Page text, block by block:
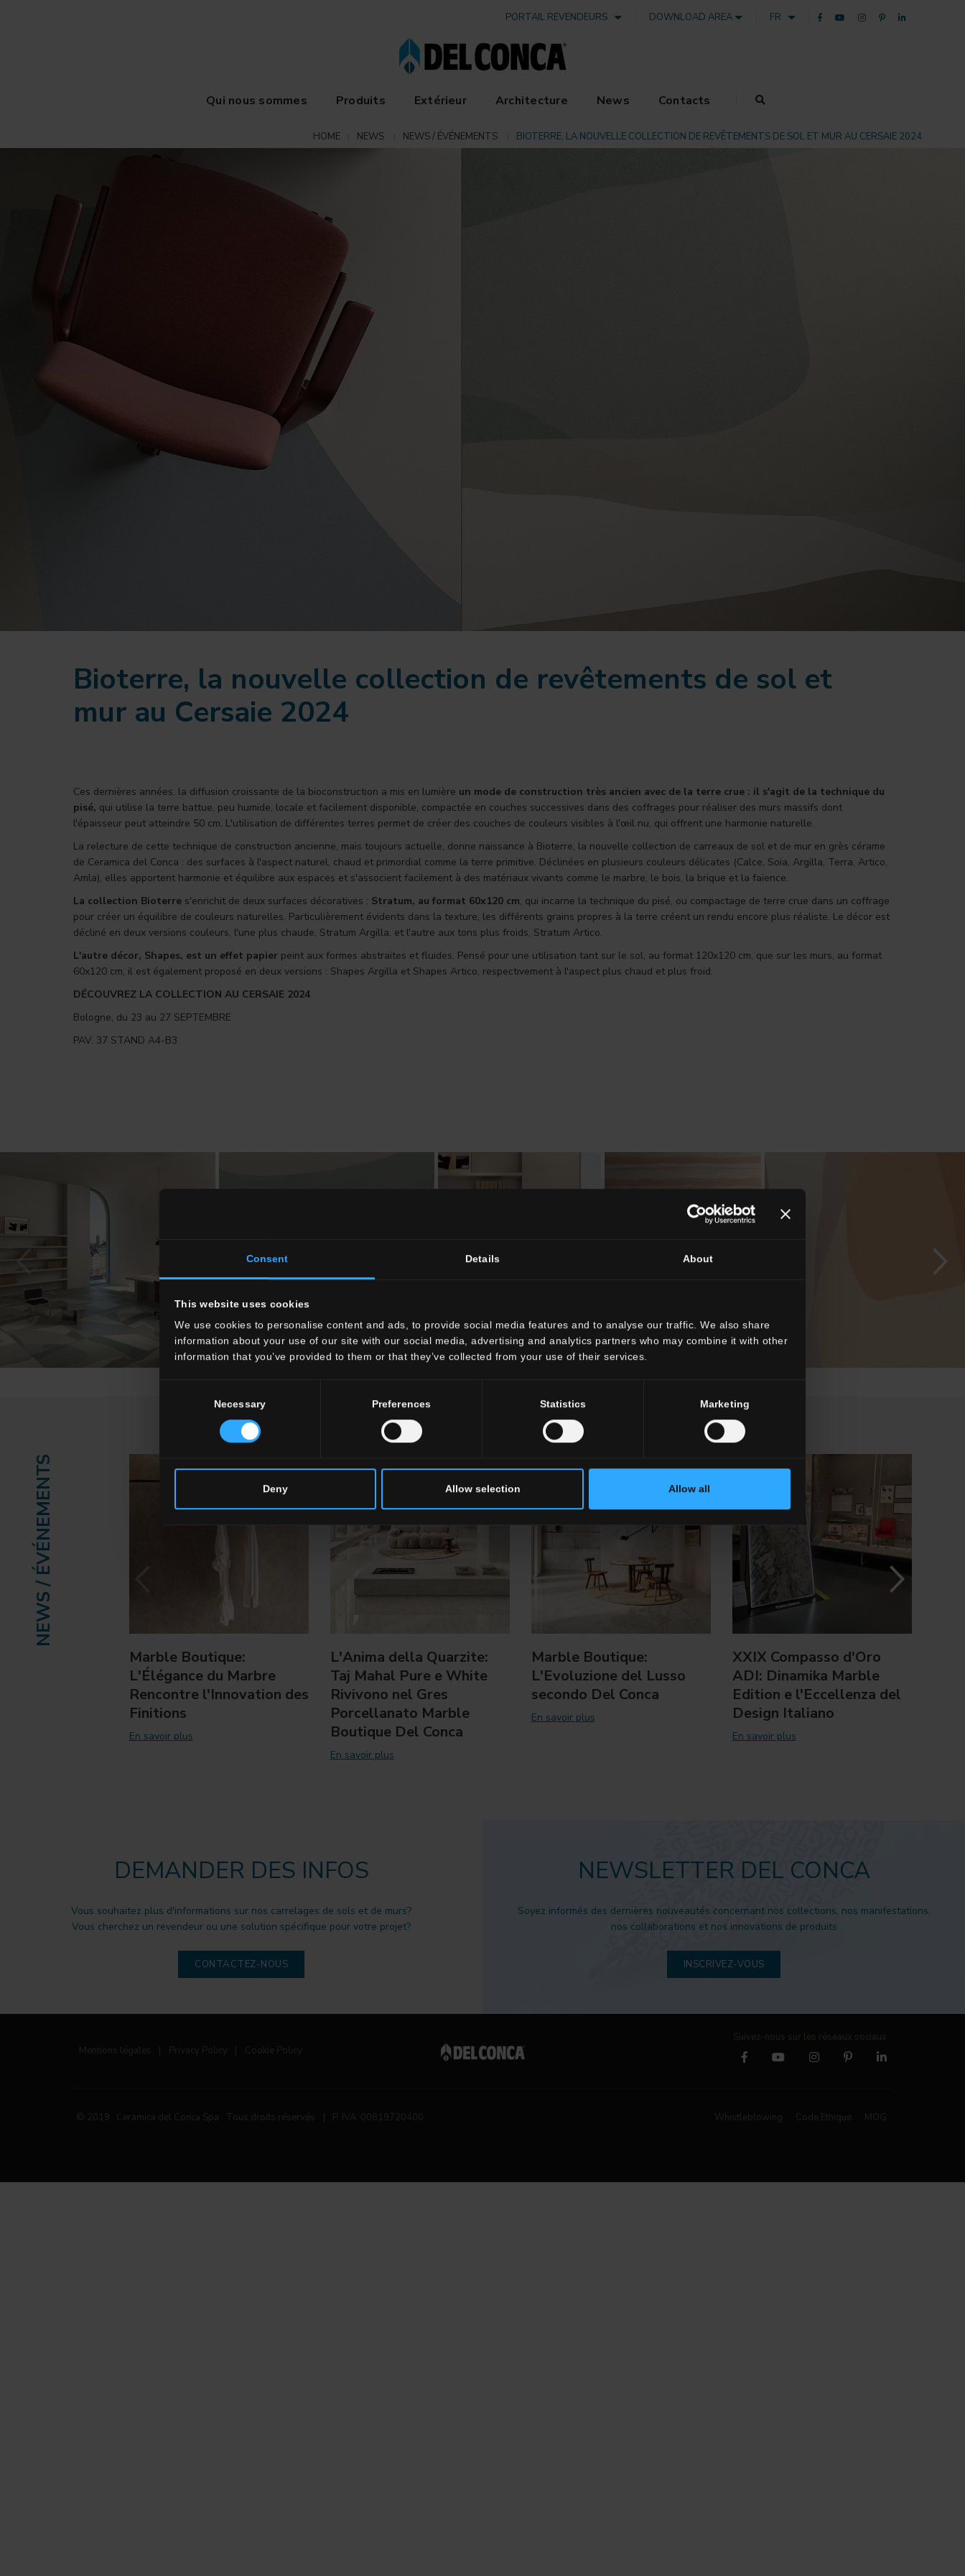
Consent Details About
This website uses cookies
We use cookies to personalise content and ads, to provide social media features and to analyse our traffic. We also share
information about your use of our site with our social media, advertising and analytics partners who may combine it with other
information that you’ve provided to them or that they’ve collected from your use of their services.
Necessary Preferences Statistics Marketing
Deny Allow selection Allow all
PORTAIL REVENDEURS DOWNLOAD AREA FR
Qui nous sommes Produits Extérieur Architecture News Contacts
HOME NEWS NEWS / ÉVÉNEMENTS BIOTERRE, LA NOUVELLE COLLECTION DE REVÊTEMENTS DE SOL ET MUR AU CERSAIE 2024
Bioterre, la nouvelle collection de revêtements de sol et
mur au Cersaie 2024
Ces dernières années, la diffusion croissante de la bioconstruction a mis en lumière un mode de construction très ancien avec de la terre crue : il s'agit de la technique du
pisé, qui utilise la terre battue, peu humide, locale et facilement disponible, compactée en couches successives dans des coffrages pour réaliser des murs massifs dont
l'épaisseur peut atteindre 50 cm. L'utilisation de différentes terres permet de créer des couches de couleurs visibles à l'œil nu, qui offrent une harmonie naturelle.
La relecture de cette technique de construction ancienne, mais toujours actuelle, donne naissance à Bioterre, la nouvelle collection de carreaux de sol et de mur en grès cérame
de Ceramica del Conca : des surfaces à l'aspect naturel, chaud et primordial comme la terre primitive. Déclinées en plusieurs couleurs délicates (Calce, Soia, Argilla, Terra, Artico,
Amla), elles apportent harmonie et équilibre aux espaces et s'associent facilement à des matériaux vivants comme le marbre, le bois, la brique et la faïence.
La collection Bioterre s'enrichit de deux surfaces décoratives : Stratum, au format 60x120 cm, qui incarne la technique du pisé, ou compactage de terre crue dans un coffrage
pour créer un équilibre de couleurs naturelles. Particulièrement évidents dans la texture, les différents grains propres à la terre créent un rendu encore plus réaliste. Le décor est
décliné en deux versions couleurs, l'une plus chaude, Stratum Argilla, et l'autre aux tons plus froids, Stratum Artico.
L'autre décor, Shapes, est un effet papier peint aux formes abstraites et fluides. Pensé pour une utilisation tant sur le sol, au format 120x120 cm, que sur les murs, au format
60x120 cm, il est également proposé en deux versions : Shapes Argilla et Shapes Artico, respectivement à l'aspect plus chaud et plus froid.
DÉCOUVREZ LA COLLECTION AU CERSAIE 2024
Bologne, du 23 au 27 SEPTEMBRE
PAV. 37 STAND A4-B3
NEWS / ÉVÉNEMENTS
Marble Boutique:
L'Élégance du Marbre
Rencontre l'Innovation des
Finitions
En savoir plus
L'Anima della Quarzite:
Taj Mahal Pure e White
Rivivono nel Gres
Porcellanato Marble
Boutique Del Conca
En savoir plus
Marble Boutique:
L'Evoluzione del Lusso
secondo Del Conca
En savoir plus
XXIX Compasso d'Oro
ADI: Dinamika Marble
Edition e l'Eccellenza del
Design Italiano
En savoir plus
DEMANDER DES INFOS
Vous souhaitez plus d'informations sur nos carrelages de sols et de murs?
Vous cherchez un revendeur ou une solution spécifique pour votre projet?
CONTACTEZ-NOUS
NEWSLETTER DEL CONCA
Soyez informés des dernières nouveautés concernant nos collections, nos manifestations,
nos collaborations et nos innovations de produits
INSCRIVEZ-VOUS
Mentions légales Privacy Policy Cookie Policy
Suivez-nous sur les réseaux sociaux
© 2019 Ceramica del Conca Spa Tous droits réservés P. IVA 00819720400 Whistleblowing Code Ethique MOG